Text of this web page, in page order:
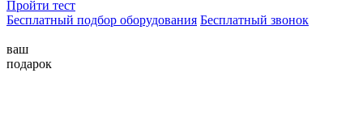
Пройти тест
Бесплатный подбор оборудования Бесплатный звонок
ваш
подарок